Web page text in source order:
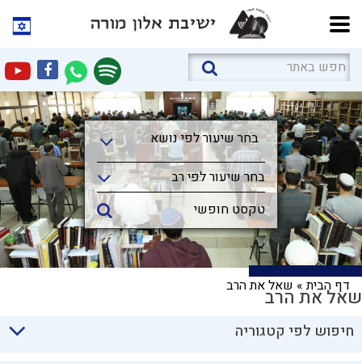
בחר שיעור לפי נושא
בחר שיעור לפי נושא
בחר שיעור לפי רב
דף הבית» שאל את הרבשאל את הרב
חיפוש לפי קטגוריה